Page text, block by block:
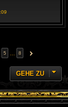
5 8 NÄCHSTE
GEHE ZU